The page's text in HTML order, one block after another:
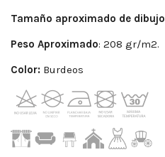
Tamaño aproximado de dibujo
Peso Aproximado: 208 gr/m2.
Color: Burdeos